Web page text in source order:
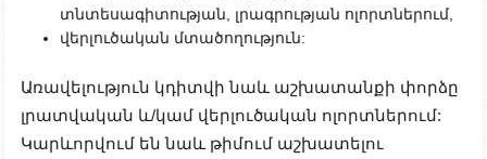
տնտեսագիտության, լրագրության ոլորտներում,
վերլուծական մտածողություն:
Առավելություն կդիտվի նաև աշխատանքի փորձը
լրատվական և/կամ վերլուծական ոլորտներում:
Կարևորվում են նաև թիմում աշխատելու